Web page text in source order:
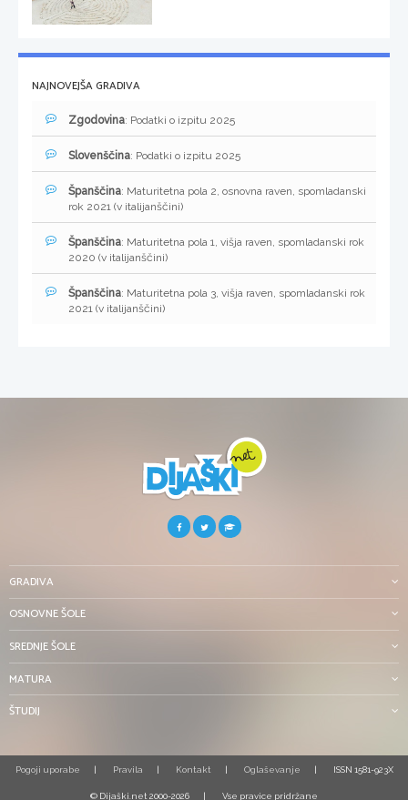
NAJNOVEJŠA GRADIVA
Zgodovina: Podatki o izpitu 2025
Slovenščina: Podatki o izpitu 2025
Španščina: Maturitetna pola 2, osnovna raven, spomladanski
rok 2021 (v italijanščini)
Španščina: Maturitetna pola 1, višja raven, spomladanski rok
2020 (v italijanščini)
Španščina: Maturitetna pola 3, višja raven, spomladanski rok
2021 (v italijanščini)
GRADIVA
OSNOVNE ŠOLE
SREDNJE ŠOLE
MATURA
ŠTUDIJ
Pogoji uporabe Pravila Kontakt Oglaševanje ISSN 1581-923X
© Dijaški.net 2000-2026 Vse pravice pridržane